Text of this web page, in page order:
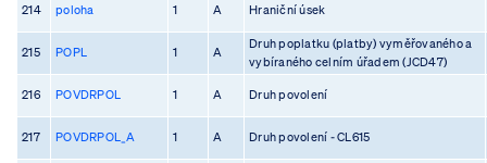
214 poloha 1 A Hraniční úsek
215 POPL 1 A
Druh poplatku (platby) vyměřovaného a
vybíraného celním úřadem (JCD47)
216 POVDRPOL 1 A Druh povolení
217 POVDRPOL_A 1 A Druh povolení - CL615